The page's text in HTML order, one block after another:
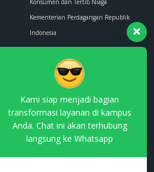
Kementerian Perdagangan Republik
Indonesia
contact.us@kemendag.go.id
Kami siap menjadi bagian
transformasi layanan di kampus
Anda. Chat ini akan terhubung
langsung ke Whatsapp